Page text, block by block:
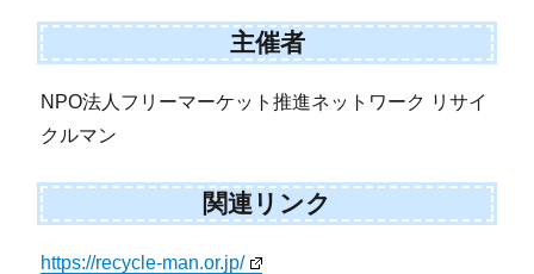
主催者
NPO法人フリーマーケット推進ネットワーク リサイ
クルマン
関連リンク
https://recycle-man.or.jp/